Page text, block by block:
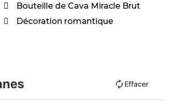
Bouteille de Cava Miracle Brut
Décoration romantique
Effacer